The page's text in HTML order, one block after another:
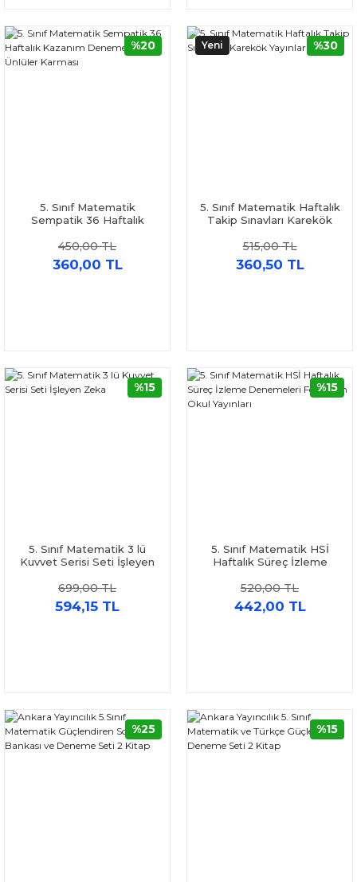
5. Sınıf Matematik
Sempatik 36 Haftalık
Ünlüler Karması
450,00 TL
360,00 TL
%20 Yeni
5. Sınıf Matematik Haftalık
Takip Sınavları Karekök
515,00 TL
360,50 TL
%30
5. Sınıf Matematik 3 lü
Kuvvet Serisi Seti İşleyen
699,00 TL
594,15 TL
%15
5. Sınıf Matematik HSİ
Haftalık Süreç İzleme
Yayınları
520,00 TL
442,00 TL
%15
%25 %15